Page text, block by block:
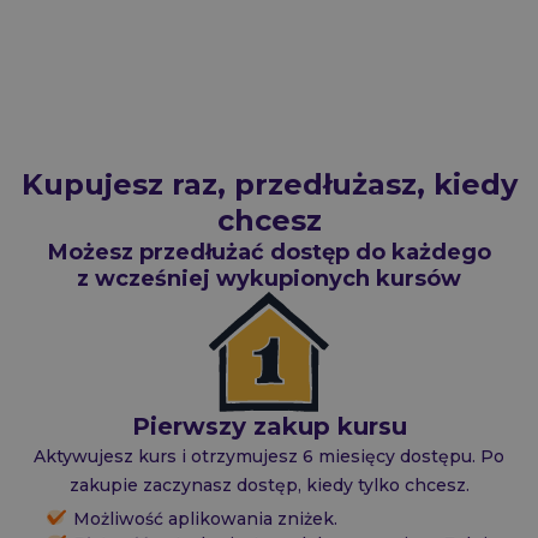
Kupujesz raz, przedłużasz, kiedy
chcesz
Możesz przedłużać dostęp do każdego
z wcześniej wykupionych kursów
Pierwszy zakup kursu
Aktywujesz kurs i otrzymujesz 6 miesięcy dostępu. Po
zakupie zaczynasz dostęp, kiedy tylko chcesz.
Możliwość aplikowania zniżek.